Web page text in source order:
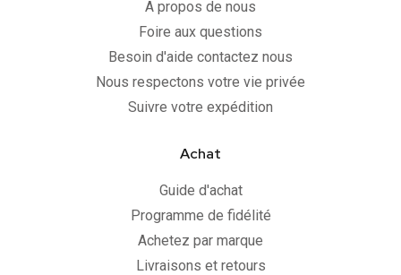
A propos de nous
Foire aux questions
Besoin d'aide contactez nous
Nous respectons votre vie privée
Suivre votre expédition
Achat
Guide d'achat
Programme de fidélité
Achetez par marque
Livraisons et retours